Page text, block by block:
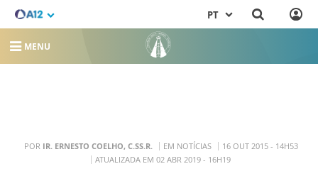
PT
MENU
POR IR. ERNESTO COELHO, C.SS.R. EM NOTÍCIAS
16 OUT 2015 - 14H53
ATUALIZADA EM 02 ABR 2019 - 16H19